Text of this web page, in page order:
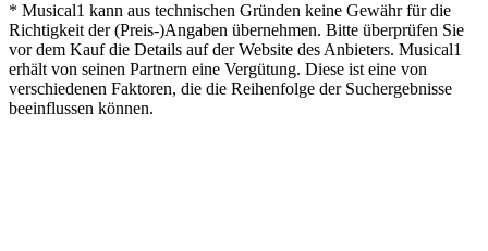
* Musical1 kann aus technischen Gründen keine Gewähr für die
Richtigkeit der (Preis-)Angaben übernehmen. Bitte überprüfen Sie
vor dem Kauf die Details auf der Website des Anbieters. Musical1
erhält von seinen Partnern eine Vergütung. Diese ist eine von
verschiedenen Faktoren, die die Reihenfolge der Suchergebnisse
beeinflussen können.